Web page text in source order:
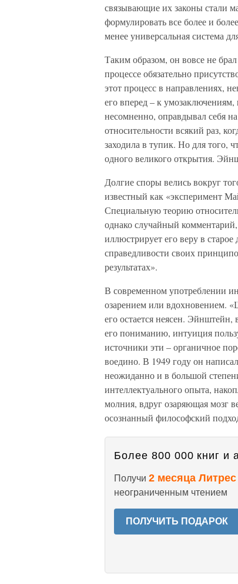
связывающие их законы стали
формулировать все более и
менее универсальная система
Таким образом, он вовсе не
процессе обязательно
этот процесс в направлениях,
его вперед – к
несомненно, оправдывал себя
относительности всякий раз,
заходила в тупик. Но для того,
одного великого открытия.
Долгие споры велись вокруг
известный как «эксперимент
Специальную теорию
однако случайный
иллюстрирует его веру в
справедливости своих
результатах».
В современном употреблении
озарением или вдохновением.
его остается неясен.
его пониманию, интуиция
источники эти – органичное
воедино. В 1949 году он
неожиданно и в большой
интеллектуального опыта,
молния, вдруг озаряющая мозг
осознанный философский
Более 800 000 книг и
Получи 2 месяца
неограниченным чтением
ПОЛУЧИТЬ ПОДАРОК